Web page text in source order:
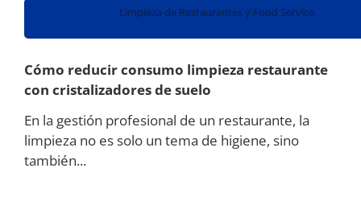
Limpieza de Restaurantes y Food Service
Cómo reducir consumo limpieza restaurante
con cristalizadores de suelo
En la gestión profesional de un restaurante, la
limpieza no es solo un tema de higiene, sino
también...